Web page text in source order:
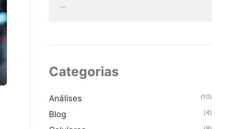
...
Categorias
Análises (10)
Blog (4)